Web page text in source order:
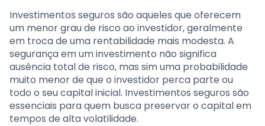
Investimentos seguros são aqueles que oferecem
um menor grau de risco ao investidor, geralmente
em troca de uma rentabilidade mais modesta. A
segurança em um investimento não significa
ausência total de risco, mas sim uma probabilidade
muito menor de que o investidor perca parte ou
todo o seu capital inicial. Investimentos seguros são
essenciais para quem busca preservar o capital em
tempos de alta volatilidade.